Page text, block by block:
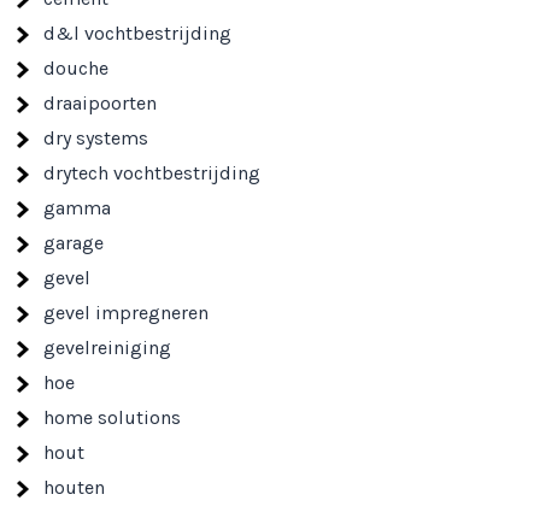
d&l vochtbestrijding
douche
draaipoorten
dry systems
drytech vochtbestrijding
gamma
garage
gevel
gevel impregneren
gevelreiniging
hoe
home solutions
hout
houten